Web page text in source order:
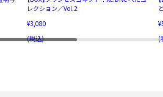
レクション／Vol.2
¥3,080
(税込)
(